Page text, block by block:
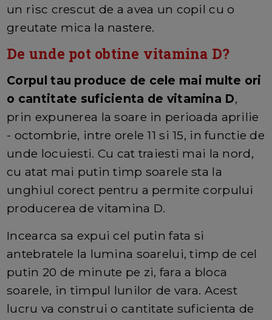
un risc crescut de a avea un copil cu o
greutate mica la nastere.
De unde pot obtine vitamina D?
Corpul tau produce de cele mai multe ori
o cantitate suficienta de vitamina D,
prin expunerea la soare in perioada aprilie
- octombrie, intre orele 11 si 15, in functie de
unde locuiesti. Cu cat traiesti mai la nord,
cu atat mai putin timp soarele sta la
unghiul corect pentru a permite corpului
producerea de vitamina D.
Incearca sa expui cel putin fata si
antebratele la lumina soarelui, timp de cel
putin 20 de minute pe zi, fara a bloca
soarele, in timpul lunilor de vara. Acest
lucru va construi o cantitate suficienta de